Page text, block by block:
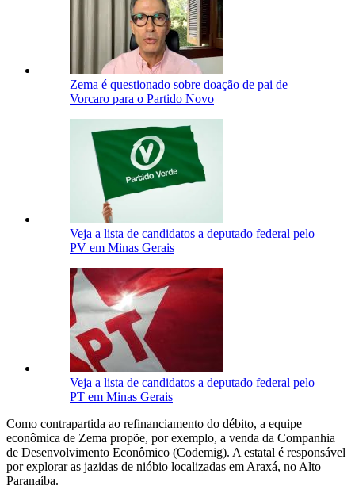
Zema é questionado sobre doação de pai de
Vorcaro para o Partido Novo
Veja a lista de candidatos a deputado federal pelo
PV em Minas Gerais
Veja a lista de candidatos a deputado federal pelo
PT em Minas Gerais
Como contrapartida ao refinanciamento do débito, a equipe
econômica de Zema propõe, por exemplo, a venda da Companhia
de Desenvolvimento Econômico (Codemig). A estatal é responsável
por explorar as jazidas de nióbio localizadas em Araxá, no Alto
Paranaíba.